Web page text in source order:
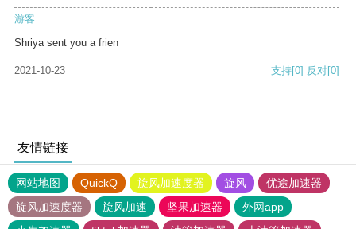
游客
Shriya sent you a frien
2021-10-23 支持[0] 反对[0]
友情链接
网站地图 QuickQ 旋风加速度器 旋风
优途加速器
旋风加速度器
旋风加速 坚果加速器
外网app